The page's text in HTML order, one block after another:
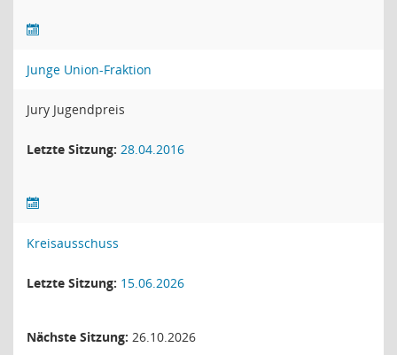
Junge Union-Fraktion
Jury Jugendpreis
Letzte Sitzung: 28.04.2016
Kreisausschuss
Letzte Sitzung: 15.06.2026
Nächste Sitzung: 26.10.2026